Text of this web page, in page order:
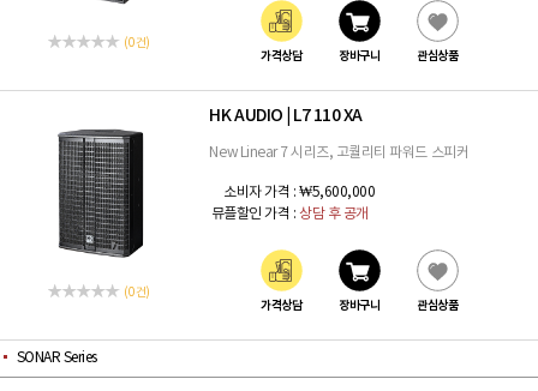
(0 건)
가격상담 장바구니 관심상품
(0 건)
HK AUDIO L7 110 XA
New Linear 7 시리즈, 고퀄리티 파워드 스피커
소비자 가격 : ₩5,600,000
뮤플할인 가격 : 상담 후 공개
가격상담 장바구니 관심상품
SONAR Series